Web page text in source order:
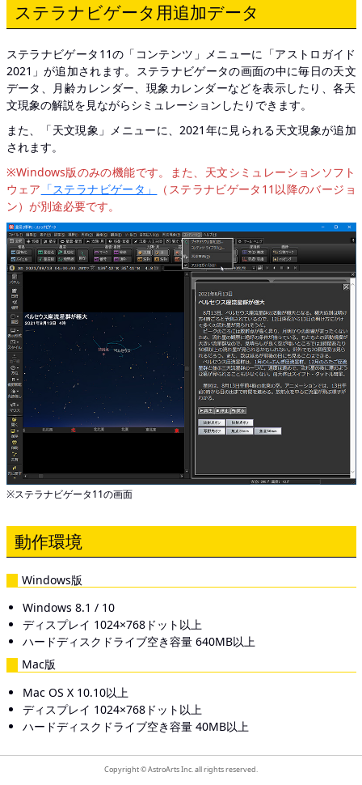
ステラナビゲータ用追加データ
ステラナビゲータ11の「コンテンツ」メニューに「アストロガイド
2021」が追加されます。ステラナビゲータの画面の中に毎日の天文
データ、月齢カレンダー、現象カレンダーなどを表示したり、各天
文現象の解説を見ながらシミュレーションしたりできます。
また、「天文現象」メニューに、2021年に見られる天文現象が追加
されます。
※Windows版のみの機能です。また、天文シミュレーションソフト
ウェア 「ステラナビゲータ」
（ステラナビゲータ11以降のバージョ
ン）が別途必要です。
※ステラナビゲータ11の画面
動作環境
Windows版
Windows 8.1 / 10
ディスプレイ 1024×768ドット以上
ハードディスクドライブ空き容量 640MB以上
Mac版
Mac OS X 10.10以上
ディスプレイ 1024×768ドット以上
ハードディスクドライブ空き容量 40MB以上
Copyright © AstroArts Inc. all rights reserved.